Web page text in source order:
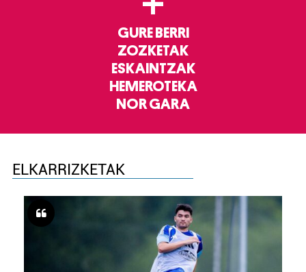
GURE BERRI
ZOZKETAK
ESKAINTZAK
HEMEROTEKA
NOR GARA
ELKARRIZKETAK